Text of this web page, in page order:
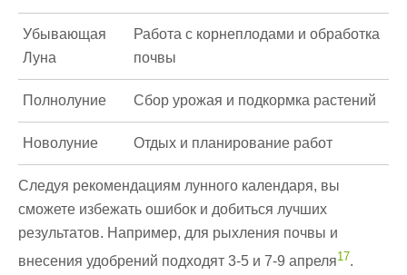
Убывающая
Луна
Работа с корнеплодами и обработка
почвы
Полнолуние Сбор урожая и подкормка растений
Новолуние Отдых и планирование работ
Следуя рекомендациям лунного календаря, вы
сможете избежать ошибок и добиться лучших
результатов. Например, для рыхления почвы и
внесения удобрений подходят 3-5 и 7-9 апреля17.